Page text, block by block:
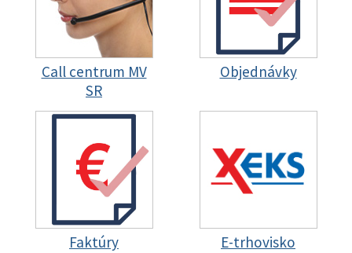
Call centrum MV
SR
Objednávky
Faktúry E-trhovisko